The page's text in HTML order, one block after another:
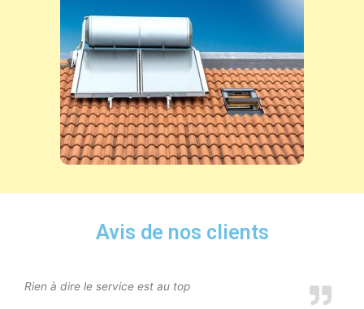
Avis de nos clients
Rien à dire le service est au top